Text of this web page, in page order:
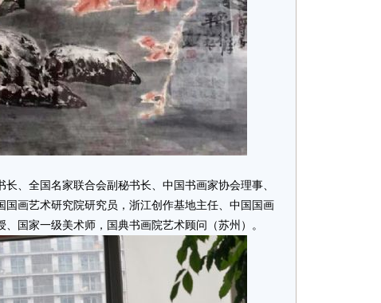
全国名家联合会副秘书长、中国书画家协会理事、
画艺术研究院研究员，浙江创作基地主任、中国国画
国家一级美术师，国典书画院艺术顾问（苏州）。